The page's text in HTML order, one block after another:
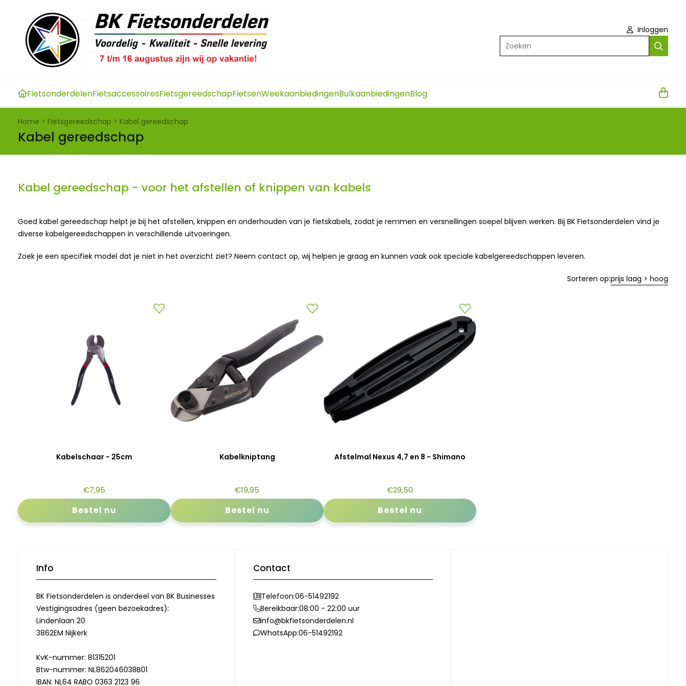
Inloggen
Zoeken
FietsonderdelenFietsaccessoiresFietsgereedschapFietsenWeekaanbiedingenBulkaanbiedingenBlog
Home > Fietsgereedschap > Kabel gereedschap
Kabel gereedschap
Kabel gereedschap - voor het afstellen of knippen van kabels
Goed kabel gereedschap helpt je bij het afstellen, knippen en onderhouden van je fietskabels, zodat je remmen en versnellingen soepel blijven werken. Bij BK Fietsonderdelen vind je
diverse kabelgereedschappen in verschillende uitvoeringen.
Zoek je een specifiek model dat je niet in het overzicht ziet? Neem contact op, wij helpen je graag en kunnen vaak ook speciale kabelgereedschappen leveren.
Sorteren op:prijs laag > hoog
Kabelschaar - 25cm
€7,95
Bestel nu
Kabelkniptang
€19,95
Bestel nu
Afstelmal Nexus 4,7 en 8 - Shimano
€29,50
Bestel nu
Info
BK Fietsonderdelen is onderdeel van BK Businesses
Vestigingsadres (geen bezoekadres):
Lindenlaan 20
3862EM Nijkerk
KvK-nummer: 81315201
Btw-nummer: NL862046038B01
IBAN: NL64 RABO 0363 2123 96
Contact
Telefoon:06-51492192
Bereikbaar:08:00 - 22:00 uur
info@bkfietsonderdelen.nl
WhatsApp:06-51492192